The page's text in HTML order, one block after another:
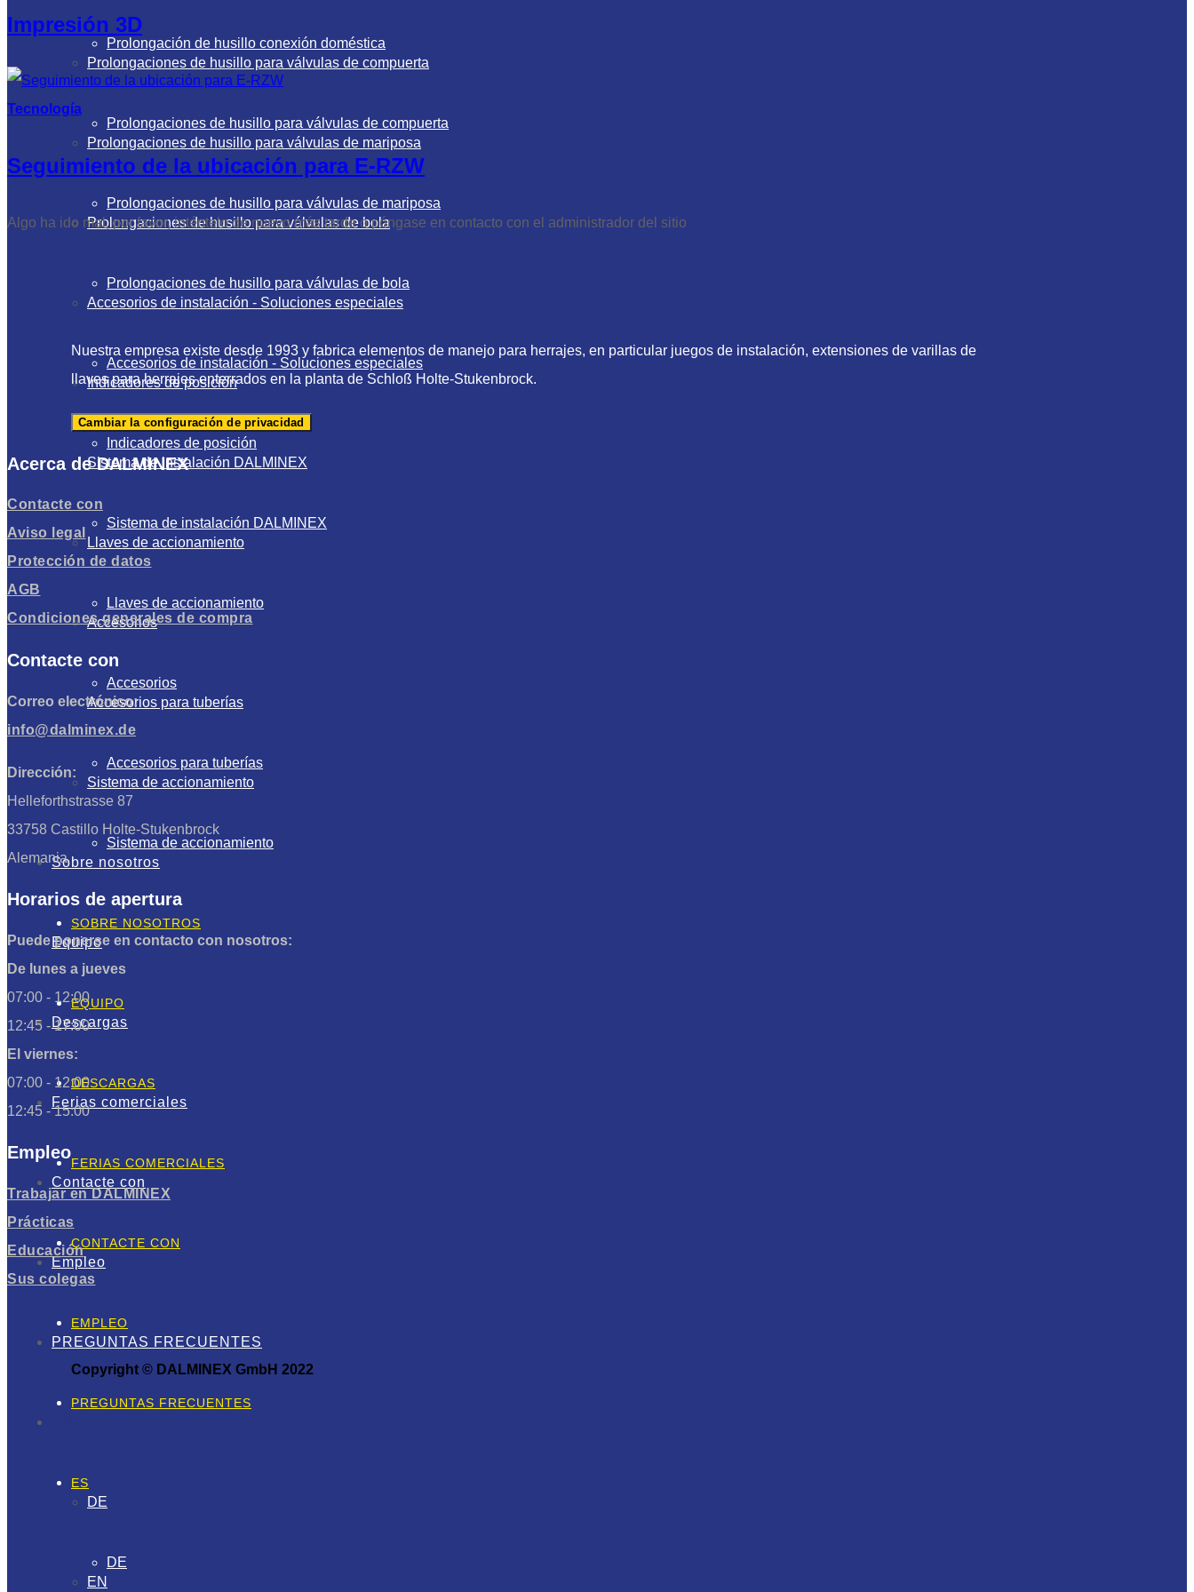
Prolongación de husillo conexión doméstica
Prolongaciones de husillo para válvulas de compuerta
Prolongaciones de husillo para válvulas de mariposa
Prolongaciones de husillo para válvulas de bola
Accesorios de instalación - Soluciones especiales
Indicadores de posición
Sistema de instalación DALMINEX
Llaves de accionamiento
Accesorios
Accesorios para tuberías
Sistema de accionamiento
SOBRE NOSOTROS
EQUIPO
DESCARGAS
FERIAS COMERCIALES
CONTACTE CON
EMPLEO
PREGUNTAS FRECUENTES
ES
DE
Prolongaciones de husillo para válvulas de compuerta
Prolongaciones de husillo para válvulas de mariposa
Prolongaciones de husillo para válvulas de bola
Accesorios de instalación - Soluciones especiales
Indicadores de posición
Sistema de instalación DALMINEX
Llaves de accionamiento
Accesorios
Accesorios para tuberías
Sistema de accionamiento
Sobre nosotros
Equipo
Descargas
Ferias comerciales
Contacte con
Empleo
PREGUNTAS FRECUENTES
DE
EN
Impresión 3D
Tecnología
Seguimiento de la ubicación para E-RZW
Algo ha ido mal, por favor, inténtelo de nuevo más tarde o póngase en contacto con el administrador del sitio
Nuestra empresa existe desde 1993 y fabrica elementos de manejo para herrajes, en particular juegos de instalación, extensiones de varillas de
llaves para herrajes enterrados en la planta de Schloß Holte-Stukenbrock.
Cambiar la configuración de privacidad
Acerca de DALMINEX
Contacte con
Aviso legal
Protección de datos
AGB
Condiciones generales de compra
Contacte con
Correo electrónico:
info@dalminex.de
Dirección:
Helleforthstrasse 87
33758 Castillo Holte-Stukenbrock
Alemania
Horarios de apertura
Puede ponerse en contacto con nosotros:
De lunes a jueves
07:00 - 12:00
12:45 - 17:00
El viernes:
07:00 - 12:00
12:45 - 15:00
Empleo
Trabajar en DALMINEX
Prácticas
Educación
Sus colegas
Copyright © DALMINEX GmbH 2022